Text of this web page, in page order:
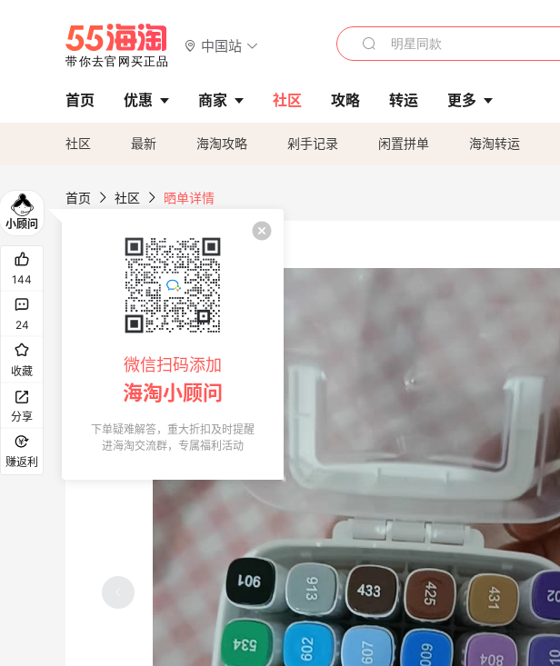
中国站
首页 优惠 商家 社区 攻略 转运 更多
社区 最新 海淘攻略 剁手记录 闲置拼单 海淘转运
首页 社区 晒单详情
下午饿了，那就来一个巧克力核桃能量棒
吧
144
24
收藏
分享
赚返利
微信扫码添加
海淘小顾问
下单疑难解答，重大折扣及时提醒
进海淘交流群，专属福利活动